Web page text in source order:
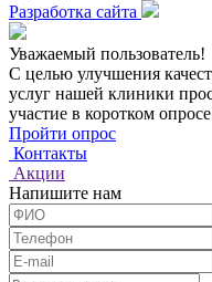
Разработка сайта
Уважаемый пользователь!
С целью улучшения
услуг нашей клиники
участие в коротком
Пройти опрос
Контакты
Акции
Напишите нам